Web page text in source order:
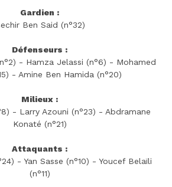
Gardien :
Ben Said (n°32)
Défenseurs :
- Hamza Jelassi (n°6) - Mohamed
- Amine Ben Hamida (n°20)
Milieux :
- Larry Azouni (n°23) - Abdramane
Konaté (n°21)
Attaquants :
- Yan Sasse (n°10) - Youcef Belaïli
(n°11)